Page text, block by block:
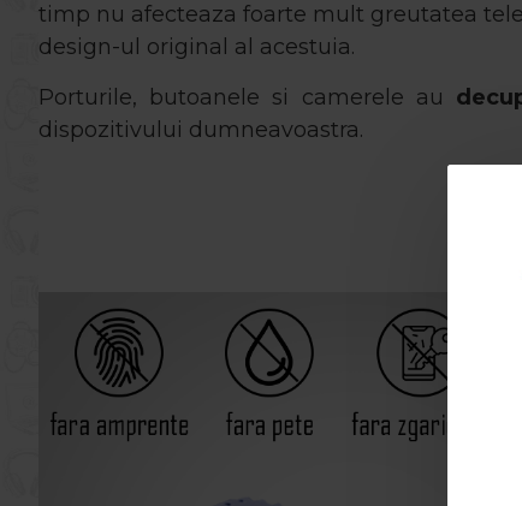
timp nu afecteaza foarte mult greutatea
design-ul original al acestuia.
Porturile, butoanele si camerele au
dispozitivului dumneavoastra.